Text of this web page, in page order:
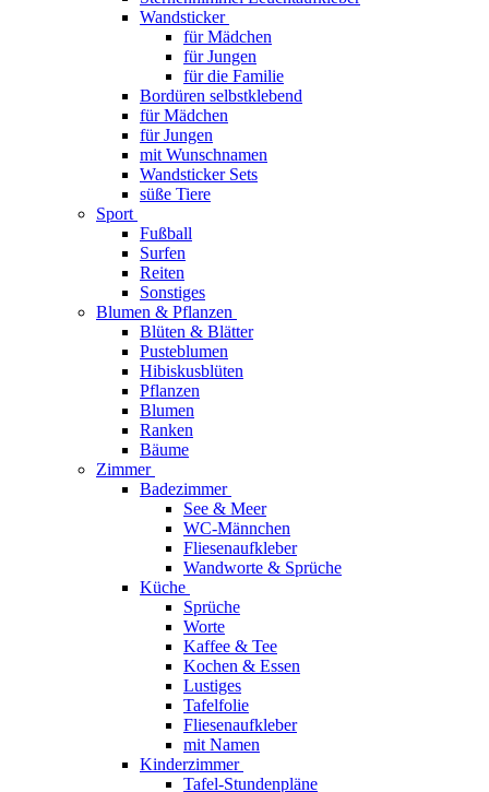
Wandsticker
für Mädchen
für Jungen
für die Familie
Bordüren selbstklebend
für Mädchen
für Jungen
mit Wunschnamen
Wandsticker Sets
süße Tiere
Sport
Fußball
Surfen
Reiten
Sonstiges
Blumen & Pflanzen
Blüten & Blätter
Pusteblumen
Hibiskusblüten
Pflanzen
Blumen
Ranken
Bäume
Zimmer
Badezimmer
See & Meer
WC-Männchen
Fliesenaufkleber
Wandworte & Sprüche
Küche
Sprüche
Worte
Kaffee & Tee
Kochen & Essen
Lustiges
Tafelfolie
Fliesenaufkleber
mit Namen
Kinderzimmer
Tafel-Stundenpläne